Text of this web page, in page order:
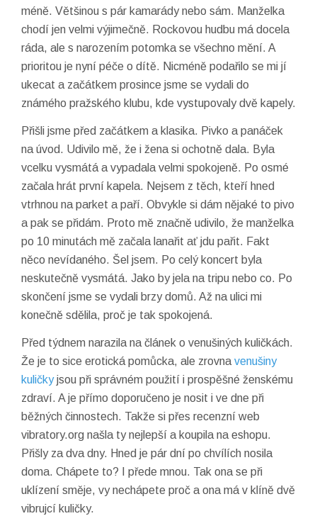
méně. Většinou s pár kamarády nebo sám. Manželka
chodí jen velmi výjimečně. Rockovou hudbu má docela
ráda, ale s narozením potomka se všechno mění. A
prioritou je nyní péče o dítě. Nicméně podařilo se mi jí
ukecat a začátkem prosince jsme se vydali do
známého pražského klubu, kde vystupovaly dvě kapely.
Přišli jsme před začátkem a klasika. Pivko a panáček
na úvod. Udivilo mě, že i žena si ochotně dala. Byla
vcelku vysmátá a vypadala velmi spokojeně. Po osmé
začala hrát první kapela. Nejsem z těch, kteří hned
vtrhnou na parket a paří. Obvykle si dám nějaké to pivo
a pak se přidám. Proto mě značně udivilo, že manželka
po 10 minutách mě začala lanařit ať jdu pařit. Fakt
něco nevídaného. Šel jsem. Po celý koncert byla
neskutečně vysmátá. Jako by jela na tripu nebo co. Po
skončení jsme se vydali brzy domů. Až na ulici mi
konečně sdělila, proč je tak spokojená.
Před týdnem narazila na článek o venušiných kuličkách.
Že je to sice erotická pomůcka, ale zrovna venušiny
kuličkyjsou při správném použití i prospěšné ženskému
zdraví. A je přímo doporučeno je nosit i ve dne při
běžných činnostech. Takže si přes recenzní web
vibratory.org našla ty nejlepší a koupila na eshopu.
Přišly za dva dny. Hned je pár dní po chvílích nosila
doma. Chápete to? I přede mnou. Tak ona se při
uklízení směje, vy nechápete proč a ona má v klíně dvě
vibrujcí kuličky.